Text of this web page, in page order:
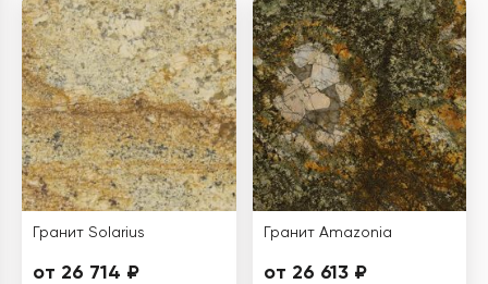
Гранит Solarius
от 26 714 ₽
Гранит Amazonia
от 26 613 ₽